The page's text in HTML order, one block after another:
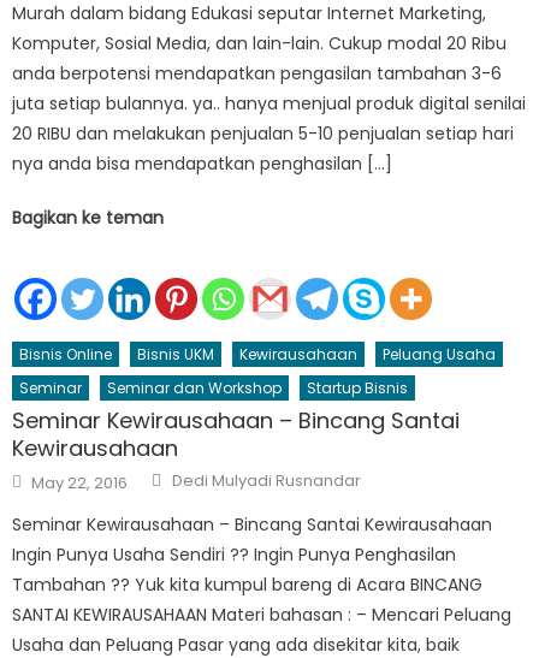
Murah dalam bidang Edukasi seputar Internet Marketing,
Komputer, Sosial Media, dan lain-lain. Cukup modal 20 Ribu
anda berpotensi mendapatkan pengasilan tambahan 3-6
juta setiap bulannya. ya.. hanya menjual produk digital senilai
20 RIBU dan melakukan penjualan 5-10 penjualan setiap hari
nya anda bisa mendapatkan penghasilan […]
Bagikan ke teman
Bisnis Online Bisnis UKM Kewirausahaan
Peluang Usaha
Seminar
Seminar dan Workshop Startup Bisnis
Seminar Kewirausahaan – Bincang Santai
Kewirausahaan
Posted
on
May 22, 2016 Author
Dedi Mulyadi Rusnandar
Seminar Kewirausahaan – Bincang Santai Kewirausahaan
Ingin Punya Usaha Sendiri ?? Ingin Punya Penghasilan
Tambahan ?? Yuk kita kumpul bareng di Acara BINCANG
SANTAI KEWIRAUSAHAAN Materi bahasan : – Mencari Peluang
Usaha dan Peluang Pasar yang ada disekitar kita, baik